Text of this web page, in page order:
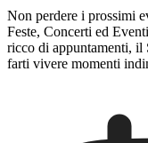
Non perdere i prossimi
Feste, Concerti ed
ricco di appuntamenti, il
farti vivere momenti